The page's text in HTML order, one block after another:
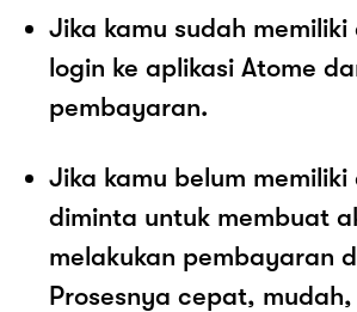
Jika kamu sudah
login ke aplikasi Atome
pembayaran.
Jika kamu belum
diminta untuk membuat
melakukan pembayaran
Prosesnya cepat,